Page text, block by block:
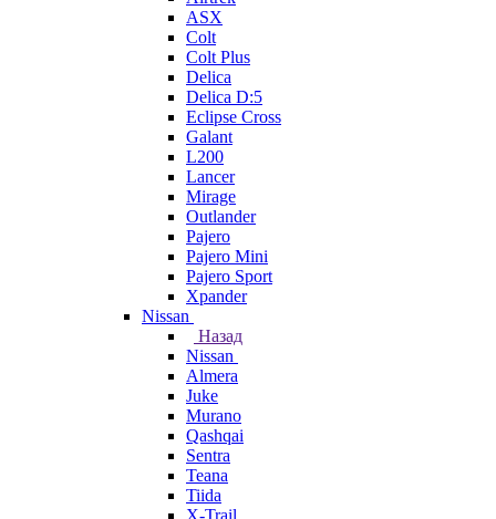
ASX
Colt
Colt Plus
Delica
Delica D:5
Eclipse Cross
Galant
L200
Lancer
Mirage
Outlander
Pajero
Pajero Mini
Pajero Sport
Xpander
Nissan
Назад
Nissan
Almera
Juke
Murano
Qashqai
Sentra
Teana
Tiida
X-Trail